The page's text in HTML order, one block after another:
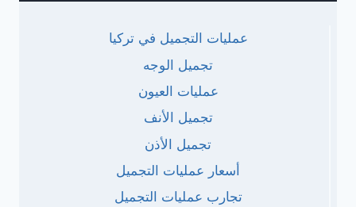
عمليات التجميل في تركيا
تجميل الوجه
عمليات العيون
تجميل الأنف
تجميل الأذن
أسعار عمليات التجميل
تجارب عمليات التجميل